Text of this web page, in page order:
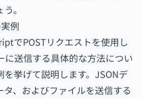
。
例
でPOSTリクエストを使用し
に送信する具体的な方法につい
を挙げて説明します。JSONデ
タ、およびファイルを送信する